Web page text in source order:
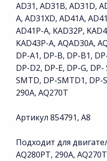
AD31, AD31B, AD31D,
A, AD31XD, AD41A,
AD41P-A, KAD32P,
KAD43P-A, AQAD30A,
DP-A1, DP-B, DP-B1,
DP-D2, DP-E, DP-G,
SMTD, DP-SMTD1, DP-
290A, AQ270T
Артикул 854791, A8
Подходит для
AQ280PT, 290A,